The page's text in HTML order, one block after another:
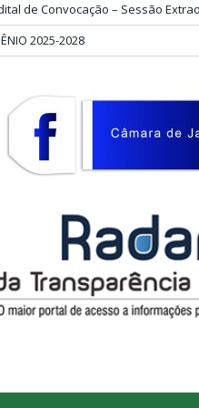
de Convocação – Sessão
2025-2028